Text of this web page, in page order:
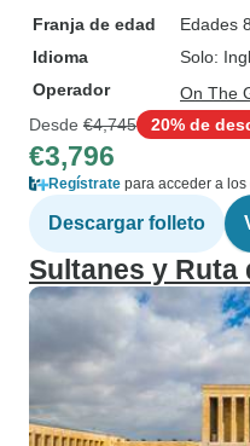
Franja de edad
Edades
Idioma
Solo:
Operador
On The
Desde €4,745 20% de
€3,796
Regístrate para acceder a
Descargar folleto
Sultanes y Ruta